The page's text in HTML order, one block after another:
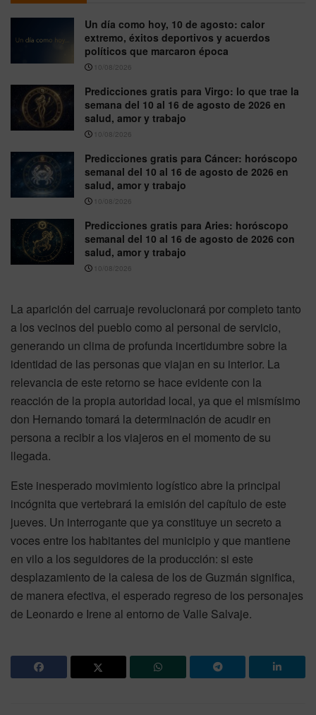
Un día como hoy, 10 de agosto: calor
extremo, éxitos deportivos y acuerdos
políticos que marcaron época
10/08/2026
Predicciones gratis para Virgo: lo que trae la
semana del 10 al 16 de agosto de 2026 en
salud, amor y trabajo
10/08/2026
Predicciones gratis para Cáncer: horóscopo
semanal del 10 al 16 de agosto de 2026 en
salud, amor y trabajo
10/08/2026
Predicciones gratis para Aries: horóscopo
semanal del 10 al 16 de agosto de 2026 con
salud, amor y trabajo
10/08/2026
La aparición del carruaje revolucionará por completo tanto
a los vecinos del pueblo como al personal de servicio,
generando un clima de profunda incertidumbre sobre la
identidad de las personas que viajan en su interior. La
relevancia de este retorno se hace evidente con la
reacción de la propia autoridad local, ya que el mismísimo
don Hernando tomará la determinación de acudir en
persona a recibir a los viajeros en el momento de su
llegada.
Este inesperado movimiento logístico abre la principal
incógnita que vertebrará la emisión del capítulo de este
jueves. Un interrogante que ya constituye un secreto a
voces entre los habitantes del municipio y que mantiene
en vilo a los seguidores de la producción: si este
desplazamiento de la calesa de los de Guzmán significa,
de manera efectiva, el esperado regreso de los personajes
de Leonardo e Irene al entorno de Valle Salvaje.